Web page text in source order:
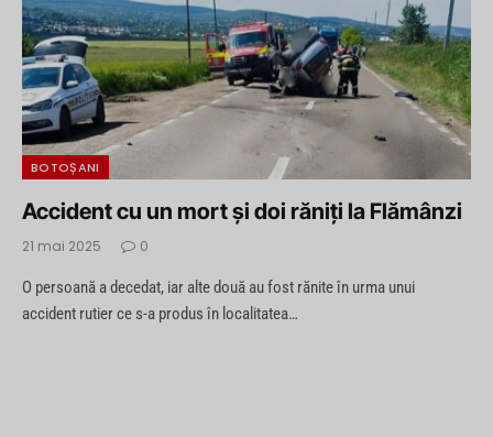
BOTOȘANI
Accident cu un mort și doi răniți la Flămânzi
21 mai 2025 0
O persoană a decedat, iar alte două au fost rănite în urma unui
accident rutier ce s-a produs în localitatea…